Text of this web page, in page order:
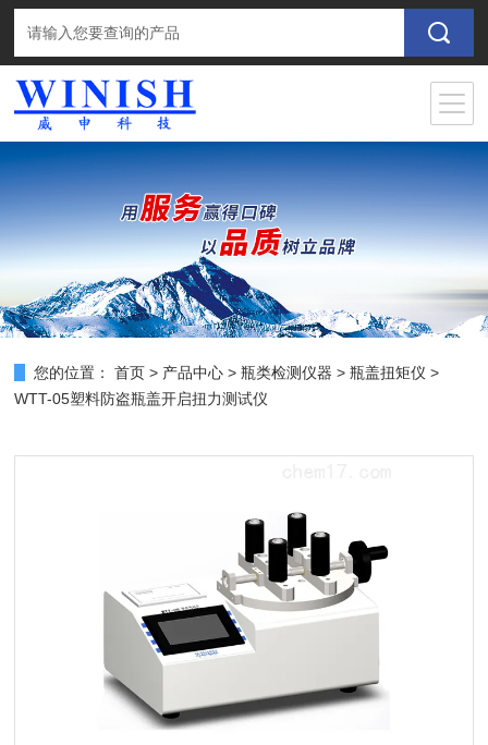
您的位置： 首页 > 产品中心 >瓶类检测仪器 >瓶盖扭矩仪 >
WTT-05塑料防盗瓶盖开启扭力测试仪